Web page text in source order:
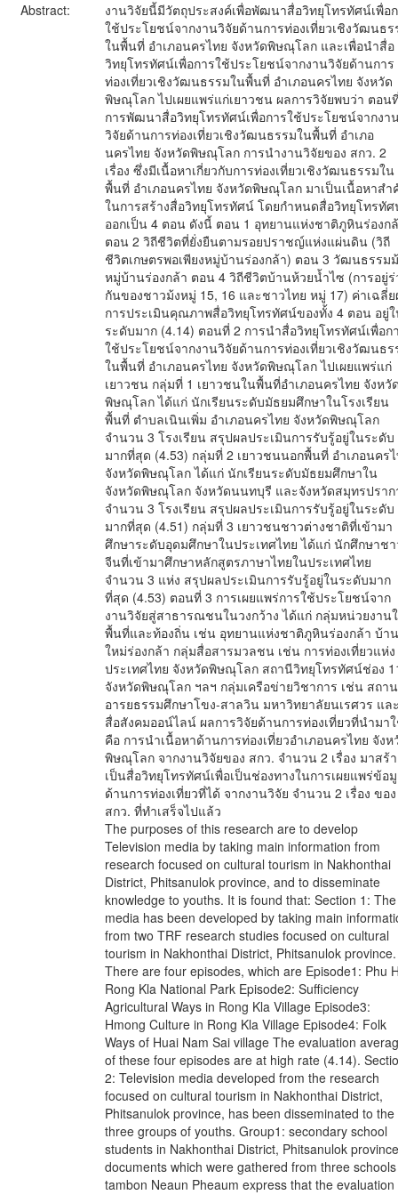
Abstract:
งานวิจัยนี้มีวัตถุประสงค์เพื่อพัฒนาสื่อวิทยุโทรทัศน์เพื่อ
ใช้ประโยชน์จากงานวิจัยด้านการท่องเที่ยวเชิงวัฒนธร
ในพื้นที่ อำเภอนครไทย จังหวัดพิษณุโลก และเพื่อนำสื่อ
วิทยุโทรทัศน์เพื่อการใช้ประโยชน์จากงานวิจัยด้านการ
ท่องเที่ยวเชิงวัฒนธรรมในพื้นที่ อำเภอนครไทย จังหวัด
พิษณุโลก ไปเผยแพร่แก่เยาวชน ผลการวิจัยพบว่า ตอน
การพัฒนาสื่อวิทยุโทรทัศน์เพื่อการใช้ประโยชน์จากงา
วิจัยด้านการท่องเที่ยวเชิงวัฒนธรรมในพื้นที่ อำเภอ
นครไทย จังหวัดพิษณุโลก การนำงานวิจัยของ สกว. 2
เรื่อง ซึ่งมีเนื้อหาเกี่ยวกับการท่องเที่ยวเชิงวัฒนธรรมใน
พื้นที่ อำเภอนครไทย จังหวัดพิษณุโลก มาเป็นเนื้อหาส
ในการสร้างสื่อวิทยุโทรทัศน์ โดยกำหนดสื่อวิทยุโทรทั
ออกเป็น 4 ตอน ดังนี้ ตอน 1 อุทยานแห่งชาติภูหินร่องก
ตอน 2 วิถีชีวิตที่ยั่งยืนตามรอยปราชญ์แห่งแผ่นดิน (วิถี
ชีวิตเกษตรพอเพียงหมู่บ้านร่องกล้า) ตอน 3 วัฒนธรรม
หมู่บ้านร่องกล้า ตอน 4 วิถีชีวิตบ้านห้วยน้ำไซ (การอยู่
กันของชาวม้งหมู่ 15, 16 และชาวไทย หมู่ 17) ค่าเฉลี่
การประเมินคุณภาพสื่อวิทยุโทรทัศน์ของทั้ง 4 ตอน อยู่
ระดับมาก (4.14) ตอนที่ 2 การนำสื่อวิทยุโทรทัศน์เพื่อก
ใช้ประโยชน์จากงานวิจัยด้านการท่องเที่ยวเชิงวัฒนธร
ในพื้นที่ อำเภอนครไทย จังหวัดพิษณุโลก ไปเผยแพร่แก่
เยาวชน กลุ่มที่ 1 เยาวชนในพื้นที่อำเภอนครไทย จังหวั
พิษณุโลก ได้แก่ นักเรียนระดับมัธยมศึกษาในโรงเรียน
พื้นที่ ตำบลเนินเพิ่ม อำเภอนครไทย จังหวัดพิษณุโลก
จำนวน 3 โรงเรียน สรุปผลประเมินการรับรู้อยู่ในระดับ
มากที่สุด (4.53) กลุ่มที่ 2 เยาวชนนอกพื้นที่ อำเภอนคร
จังหวัดพิษณุโลก ได้แก่ นักเรียนระดับมัธยมศึกษาใน
จังหวัดพิษณุโลก จังหวัดนนทบุรี และจังหวัดสมุทรปราก
จำนวน 3 โรงเรียน สรุปผลประเมินการรับรู้อยู่ในระดับ
มากที่สุด (4.51) กลุ่มที่ 3 เยาวชนชาวต่างชาติที่เข้ามา
ศึกษาระดับอุดมศึกษาในประเทศไทย ได้แก่ นักศึกษาช
จีนที่เข้ามาศึกษาหลักสูตรภาษาไทยในประเทศไทย
จำนวน 3 แห่ง สรุปผลประเมินการรับรู้อยู่ในระดับมาก
ที่สุด (4.53) ตอนที่ 3 การเผยแพร่การใช้ประโยชน์จาก
งานวิจัยสู่สาธารณชนในวงกว้าง ได้แก่ กลุ่มหน่วยงาน
พื้นที่และท้องถิ่น เช่น อุทยานแห่งชาติภูหินร่องกล้า บ้าน
ใหม่ร่องกล้า กลุ่มสื่อสารมวลชน เช่น การท่องเที่ยวแห่ง
ประเทศไทย จังหวัดพิษณุโลก สถานีวิทยุโทรทัศน์ช่อง
จังหวัดพิษณุโลก ฯลฯ กลุ่มเครือข่ายวิชาการ เช่น สถาน
อารยธรรมศึกษาโขง-สาลวิน มหาวิทยาลัยนเรศวร แล
สื่อสังคมออน์ไลน์ ผลการวิจัยด้านการท่องเที่ยวที่นำมา
คือ การนำเนื้อหาด้านการท่องเที่ยวอำเภอนครไทย จังห
พิษณุโลก จากงานวิจัยของ สกว. จำนวน 2 เรื่อง มาสร้
เป็นสื่อวิทยุโทรทัศน์เพื่อเป็นช่องทางในการเผยแพร่ข้อ
ด้านการท่องเที่ยวที่ได้ จากงานวิจัย จำนวน 2 เรื่อง ของ
สกว. ที่ทำเสร็จไปแล้ว
The purposes of this research are to develop
Television media by taking main information from
research focused on cultural tourism in Nakhonthai
District, Phitsanulok province, and to disseminate
knowledge to youths. It is found that: Section 1: The
media has been developed by taking main
from two TRF research studies focused on cultural
tourism in Nakhonthai District, Phitsanulok province.
There are four episodes, which are Episode1: Phu
Rong Kla National Park Episode2: Sufficiency
Agricultural Ways in Rong Kla Village Episode3:
Hmong Culture in Rong Kla Village Episode4: Folk
Ways of Huai Nam Sai village The evaluation
of these four episodes are at high rate (4.14).
2: Television media developed from the research
focused on cultural tourism in Nakhonthai District,
Phitsanulok province, has been disseminated to the
three groups of youths. Group1: secondary school
students in Nakhonthai District, Phitsanulok
documents which were gathered from three
tambon Neaun Pheaum express that the evaluation